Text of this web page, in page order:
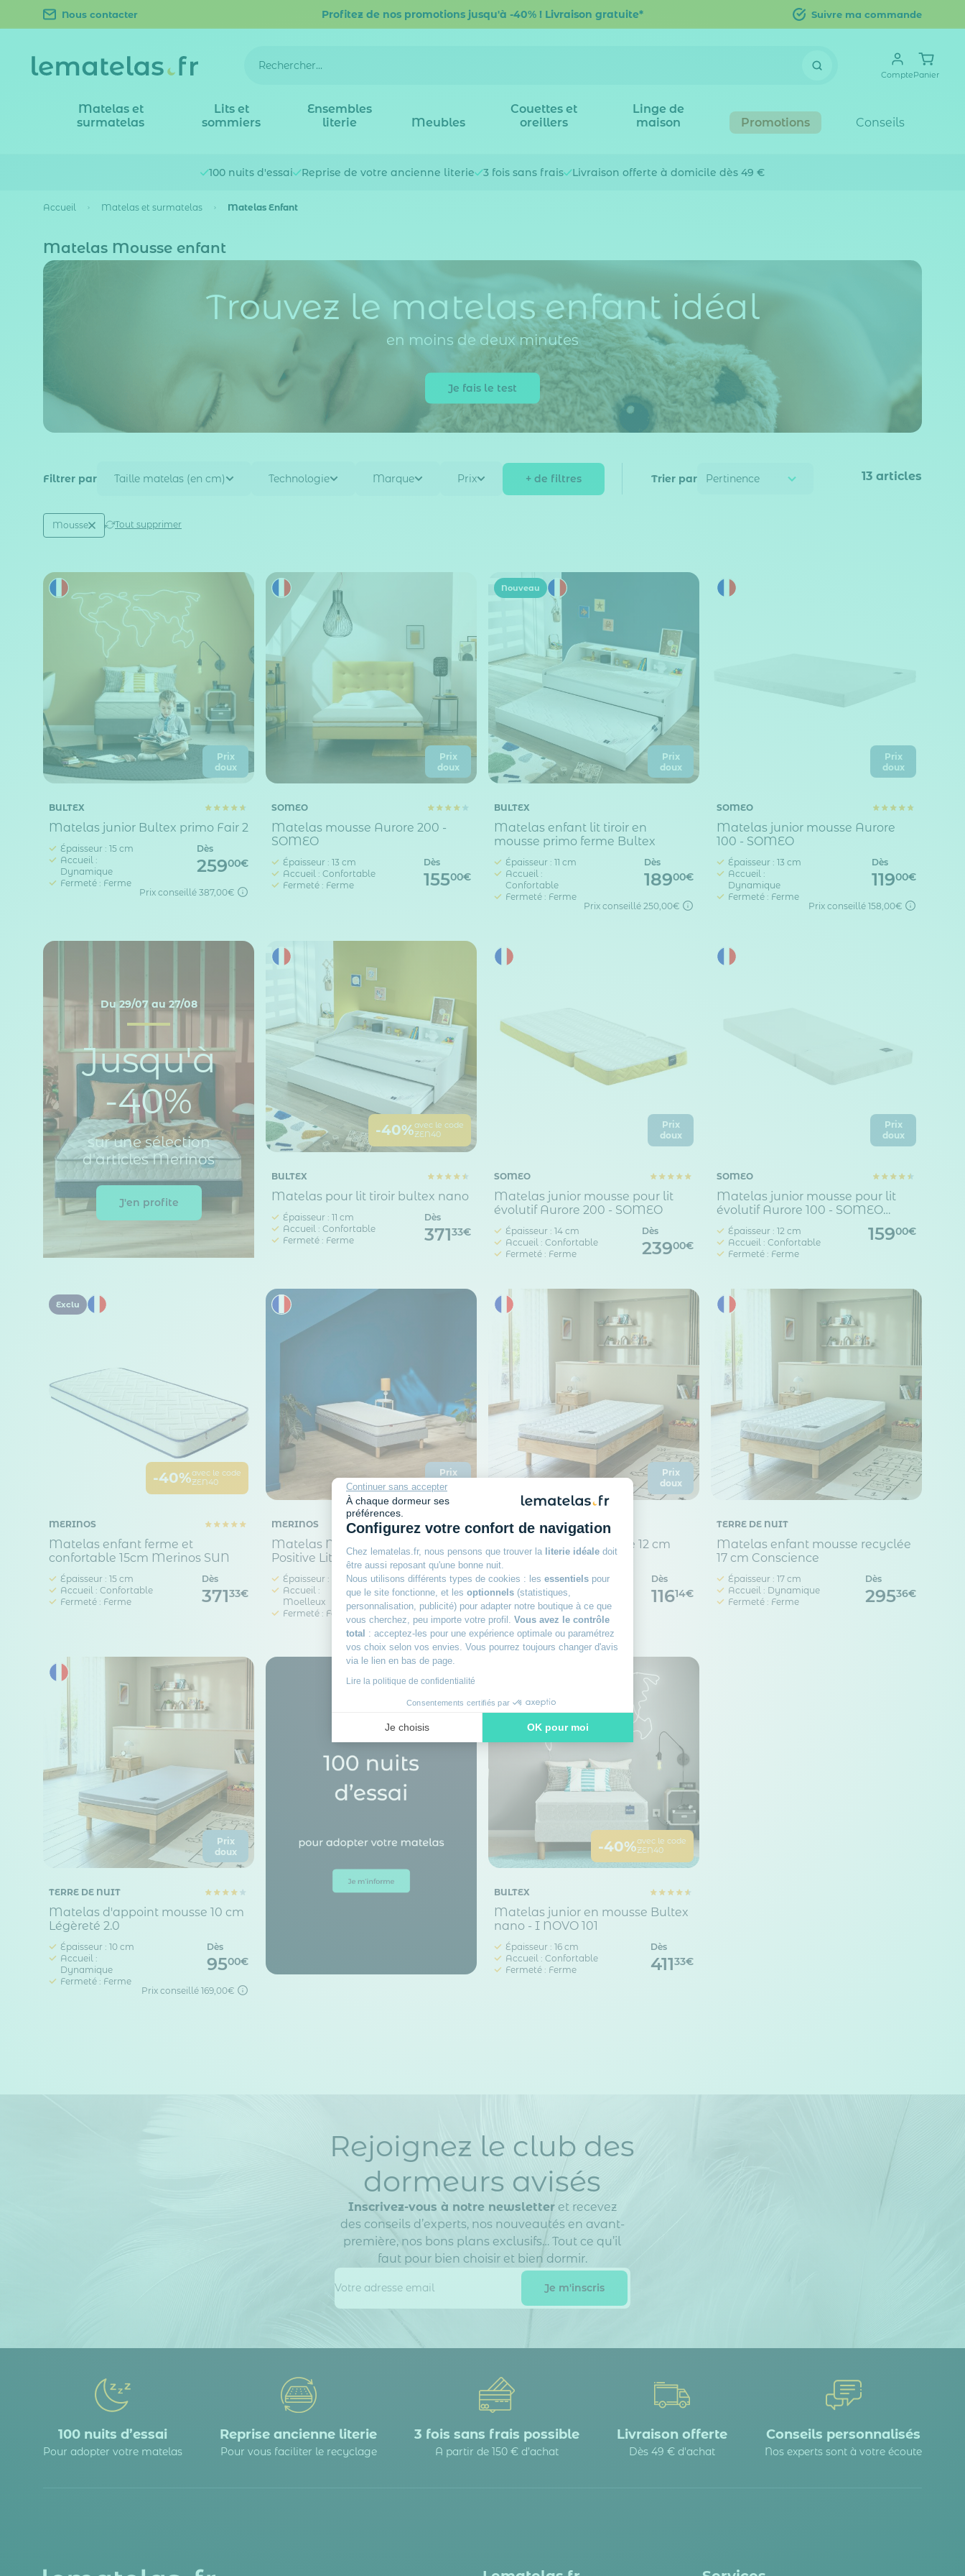
Continuer sans accepter
À chaque dormeur ses
préférences.
Configurez votre confort de navigation
Chez lematelas.fr, nous pensons que trouver la literie idéale doit
être aussi reposant qu'une bonne nuit.
Nous utilisons différents types de cookies : les essentiels pour
que le site fonctionne, et les optionnels (statistiques,
personnalisation, publicité) pour adapter notre boutique à ce que
vous cherchez, peu importe votre profil. Vous avez le contrôle
total : acceptez-les pour une expérience optimale ou paramétrez
vos choix selon vos envies. Vous pourrez toujours changer d'avis
via le lien en bas de page.
Lire la politique de confidentialité
Consentements certifiés par
Je choisis OK pour moi
Plateforme de Gestion du Consentement : Personnalisez vos Options
Notre plateforme vous permet d'adapter et de gérer vos paramètres de confidentialité, en garantissant la conformité avec
Nous contacter Profitez de nos promotions jusqu'à -40% ! Livraison gratuite* Suivre ma commande
ComptePanier
Matelas et
surmatelas
Lits et
sommiers
Ensembles
literie
Meubles
Couettes et
oreillers
Linge de
maison
Promotions Conseils
100 nuits d'essai Reprise de votre ancienne literie 3 fois sans frais Livraison offerte à domicile dès 49 €
Accueil Matelas et surmatelas Matelas Enfant
Matelas Mousse enfant
Trouvez le matelas enfant idéal
en moins de deux minutes
Je fais le test
Filtrer par Taille matelas (en cm) Technologie Marque Prix + de filtres Trier par 13 articles
Active filtering(1)
Technologie
Mousse Tout supprimer
Prix
doux
BULTEX
Matelas junior Bultex primo Fair 2
Épaisseur : 15 cm
Accueil :
Dynamique
Fermeté : Ferme
Dès
25900€
Prix conseillé 387,00€
Prix
doux
SOMEO
Matelas mousse Aurore 200 -
SOMEO
Épaisseur : 13 cm
Accueil : Confortable
Fermeté : Ferme
Dès
15500€
Nouveau
Prix
doux
BULTEX
Matelas enfant lit tiroir en
mousse primo ferme Bultex
Épaisseur : 11 cm
Accueil :
Confortable
Fermeté : Ferme
Dès
18900€
Prix conseillé 250,00€
Prix
doux
SOMEO
Matelas junior mousse Aurore
100 - SOMEO
Épaisseur : 13 cm
Accueil :
Dynamique
Fermeté : Ferme
Dès
11900€
Prix conseillé 158,00€
Du 29/07 au 27/08
Jusqu'à
-40%
sur une sélection
d'articles Merinos
J'en profite
-40%avec le code
ZEN40
BULTEX
Matelas pour lit tiroir bultex nano
Épaisseur : 11 cm
Accueil : Confortable
Fermeté : Ferme
Dès
37133€
Prix
doux
SOMEO
Matelas junior mousse pour lit
évolutif Aurore 200 - SOMEO
Épaisseur : 14 cm
Accueil : Confortable
Fermeté : Ferme
Dès
23900€
Prix
doux
SOMEO
Matelas junior mousse pour lit
évolutif Aurore 100 - SOMEO
90x140 à 90x190
Épaisseur : 12 cm
Accueil : Confortable
Fermeté : Ferme
15900€
Exclu
-40%avec le code
ZEN40
MERINOS
Matelas enfant ferme et
confortable 15cm Merinos SUN
Épaisseur : 15 cm
Accueil : Confortable
Fermeté : Ferme
Dès
37133€
Prix
doux
MERINOS
Matelas Merinos junior mousse
Positive Lit
Épaisseur : 14 cm
Accueil :
Moelleux
Fermeté : Ferme
Dès
235 00€
Prix conseillé377,00€
Prix
doux
TERRE DE NUIT
Matelas enfant mousse 12 cm
Tranquillité 2.0
Épaisseur : 12 cm
Accueil : Dynamique
Fermeté : Ferme
Dès
11614€
TERRE DE NUIT
Matelas enfant mousse recyclée
17 cm Conscience
Épaisseur : 17 cm
Accueil : Dynamique
Fermeté : Ferme
Dès
29536€
Prix
doux
TERRE DE NUIT
Matelas d'appoint mousse 10 cm
Légèreté 2.0
Épaisseur : 10 cm
Accueil :
Dynamique
Fermeté : Ferme
Dès
9500€
Prix conseillé 169,00€
-40%avec le code
ZEN40
BULTEX
Matelas junior en mousse Bultex
nano - I NOVO 101
Épaisseur : 16 cm
Accueil : Confortable
Fermeté : Ferme
Dès
41133€
Rejoignez le club des
dormeurs avisés
Inscrivez-vous à notre newsletteret recevez
des conseils d’experts, nos nouveautés en avant-
première, nos bons plans exclusifs… Tout ce qu’il
faut pour bien choisir et bien dormir.
100 nuits d’essai
Pour adopter votre matelas
Reprise ancienne literie
Pour vous faciliter le recyclage
3 fois sans frais possible
A partir de 150 € d’achat
Livraison offerte
Dès 49 € d'achat
Conseils personnalisés
Nos experts sont à votre écoute